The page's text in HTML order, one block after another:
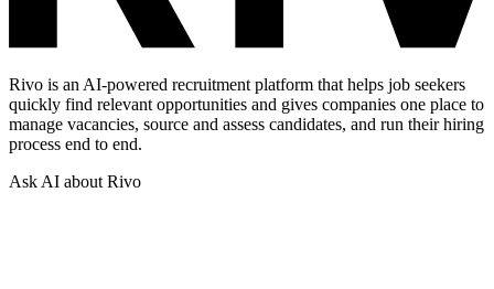
Rivo is an AI-powered recruitment platform that helps job seekers
quickly find relevant opportunities and gives companies one place to
manage vacancies, source and assess candidates, and run their hiring
process end to end.
Ask AI about Rivo